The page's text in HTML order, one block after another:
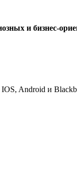
и бизнес-
Android и